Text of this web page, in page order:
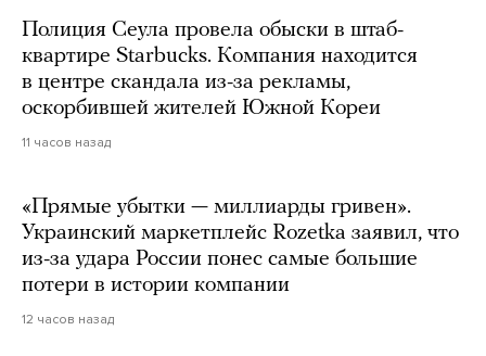
Полиция Сеула провела обыски в штаб-
квартире Starbucks. Компания находится
в центре скандала из-за рекламы,
оскорбившей жителей Южной Кореи
11 часов назад
«Прямые убытки — миллиарды гривен».
Украинский маркетплейс Rozetka заявил, что
из-за удара России понес самые большие
потери в истории компании
12 часов назад